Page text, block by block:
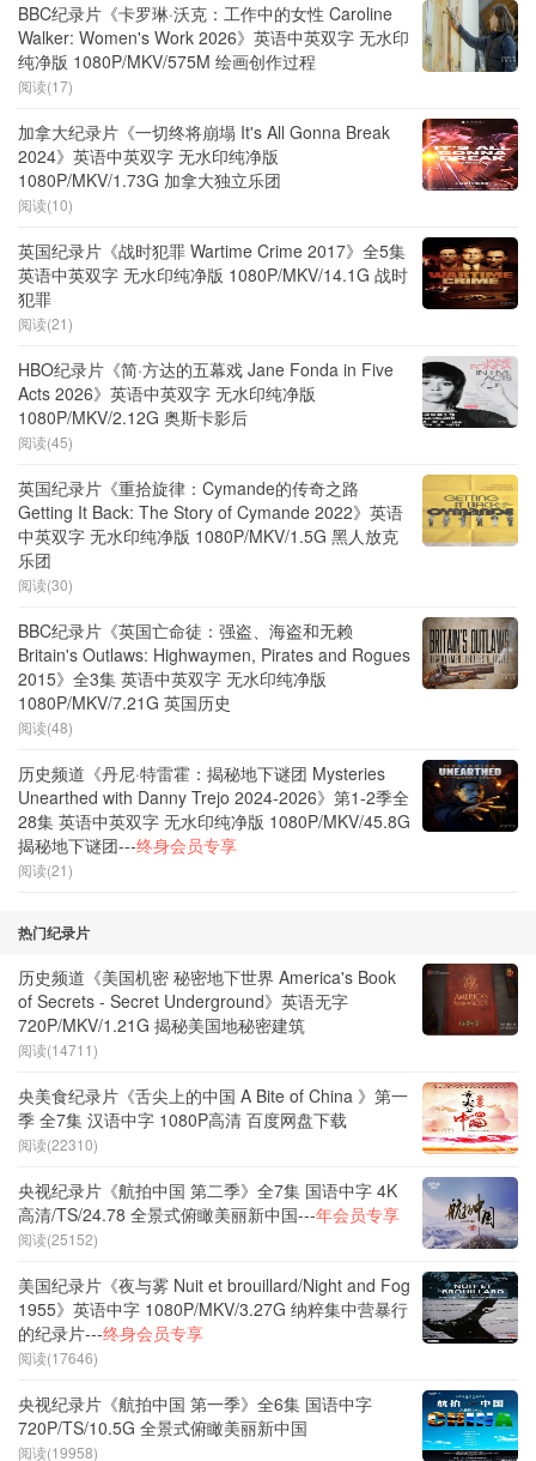
BBC纪录片《卡罗琳·沃克：工作中的女性 Caroline
Walker: Women's Work 2026》英语中英双字 无水印
纯净版 1080P/MKV/575M 绘画创作过程
阅读(17)
加拿大纪录片《一切终将崩塌 It's All Gonna Break
2024》英语中英双字 无水印纯净版
1080P/MKV/1.73G 加拿大独立乐团
阅读(10)
英国纪录片《战时犯罪 Wartime Crime 2017》全5集
英语中英双字 无水印纯净版 1080P/MKV/14.1G 战时
犯罪
阅读(21)
HBO纪录片《简·方达的五幕戏 Jane Fonda in Five
Acts 2026》英语中英双字 无水印纯净版
1080P/MKV/2.12G 奥斯卡影后
阅读(45)
英国纪录片《重拾旋律：Cymande的传奇之路
Getting It Back: The Story of Cymande 2022》英语
中英双字 无水印纯净版 1080P/MKV/1.5G 黑人放克
乐团
阅读(30)
BBC纪录片《英国亡命徒：强盗、海盗和无赖
Britain's Outlaws: Highwaymen, Pirates and Rogues
2015》全3集 英语中英双字 无水印纯净版
1080P/MKV/7.21G 英国历史
阅读(48)
历史频道《丹尼·特雷霍：揭秘地下谜团 Mysteries
Unearthed with Danny Trejo 2024-2026》第1-2季全
28集 英语中英双字 无水印纯净版 1080P/MKV/45.8G
揭秘地下谜团---终身会员专享
阅读(21)
热门纪录片
历史频道《美国机密 秘密地下世界 America's Book
of Secrets - Secret Underground》英语无字
720P/MKV/1.21G 揭秘美国地秘密建筑
阅读(14711)
央美食纪录片《舌尖上的中国 A Bite of China 》第一
季 全7集 汉语中字 1080P高清 百度网盘下载
阅读(22310)
央视纪录片《航拍中国 第二季》全7集 国语中字 4K
高清/TS/24.78 全景式俯瞰美丽新中国---年会员专享
阅读(25152)
美国纪录片《夜与雾 Nuit et brouillard/Night and Fog
1955》英语中字 1080P/MKV/3.27G 纳粹集中营暴行
的纪录片---终身会员专享
阅读(17646)
央视纪录片《航拍中国 第一季》全6集 国语中字
720P/TS/10.5G 全景式俯瞰美丽新中国
阅读(19958)